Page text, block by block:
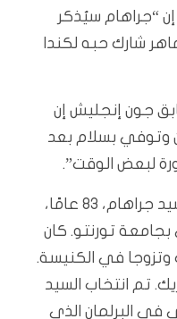
إن “جراهام سيُذكر
شارك حبه لكندا
جون إنجليش إن
وتوفي بسلام بعد
لبعض الوقت”.
وبحسب التقرير، فقد “كان السيد جراهام، 83 عامًا،
تورنتو. كان
وتزوجا في الكنيسة.
تم انتخاب السيد
في البرلمان الذي